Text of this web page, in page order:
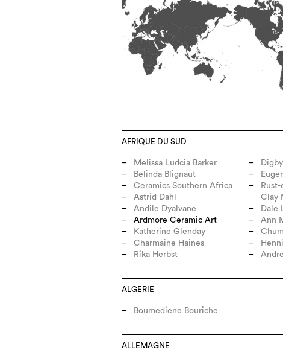
AFRIQUE DU SUD
Melissa Ludcia Barker
Belinda Blignaut
Ceramics Southern Africa
Astrid Dahl
Andile Dyalvane
Ardmore Ceramic Art
Katherine Glenday
Charmaine Haines
Rika Herbst
Clay
Dale
Ann
ALGÉRIE
Boumediene Bouriche
ALLEMAGNE